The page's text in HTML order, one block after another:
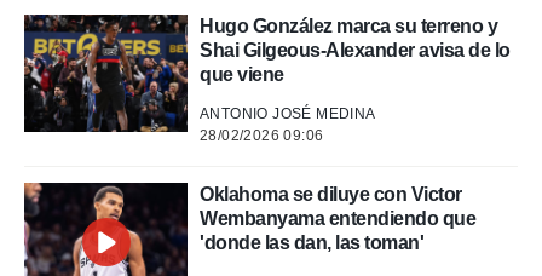
o a través
de
de
de
uso de
e
Hugo González marca su terreno y
Shai Gilgeous-Alexander avisa de lo
que viene
ANTONIO JOSÉ MEDINA
28/02/2026 09:06
Oklahoma se diluye con Victor
Wembanyama entendiendo que
'donde las dan, las toman'